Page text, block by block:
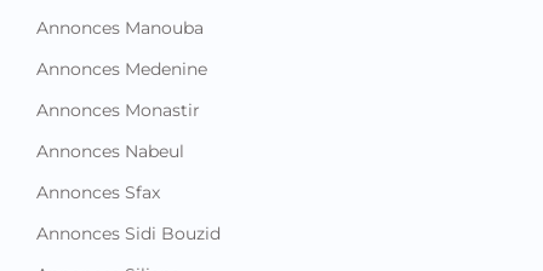
Annonces Manouba
Annonces Medenine
Annonces Monastir
Annonces Nabeul
Annonces Sfax
Annonces Sidi Bouzid